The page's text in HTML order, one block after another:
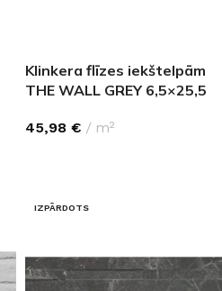
Klinkera flīzes iekštelpām
THE WALL GREY 6,5×25,5
45,98 € m²
IZPĀRDOTS